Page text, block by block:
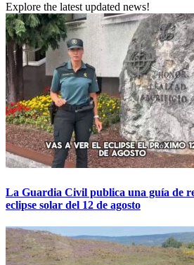
Explore the latest updated news!
La Guardia Civil publica una guía de
eclipse solar del 12 de agosto